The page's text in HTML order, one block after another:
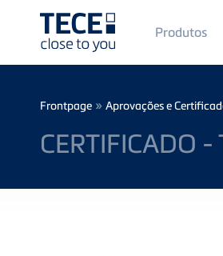
Main
Menü
1
Produtos
Breadcrumb
Frontpage » Aprovações e
CERTIFICADO -